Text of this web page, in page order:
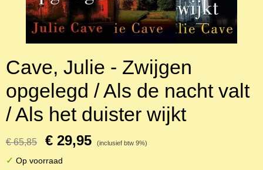
Cave, Julie - Zwijgen
opgelegd / Als de nacht valt
/ Als het duister wijkt
€ 65,85 € 29,95 (inclusief btw 9%)
✓ Op voorraad